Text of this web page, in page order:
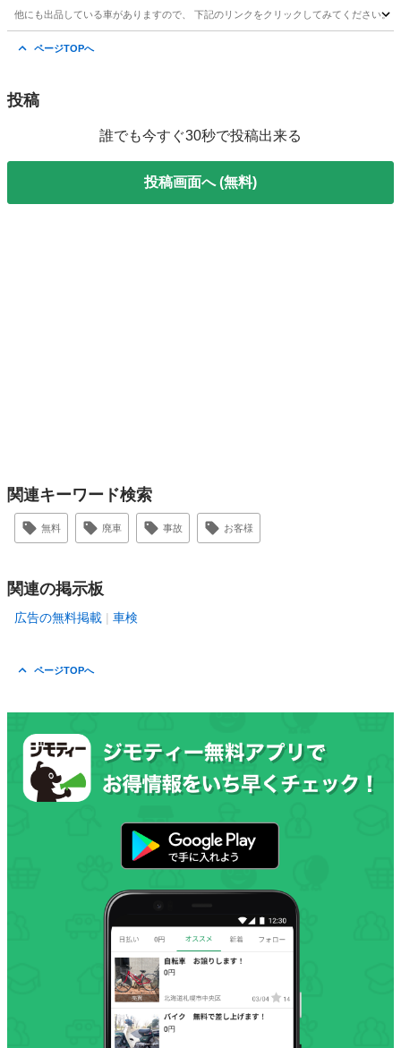
他にも出品している車がありますので、 下記のリンクをクリックしてみてください。
ページTOPへ
投稿
誰でも今すぐ30秒で投稿出来る
投稿画面へ (無料)
関連キーワード検索
無料 廃車 事故 お客様
関連の掲示板
広告の無料掲載 車検
ページTOPへ